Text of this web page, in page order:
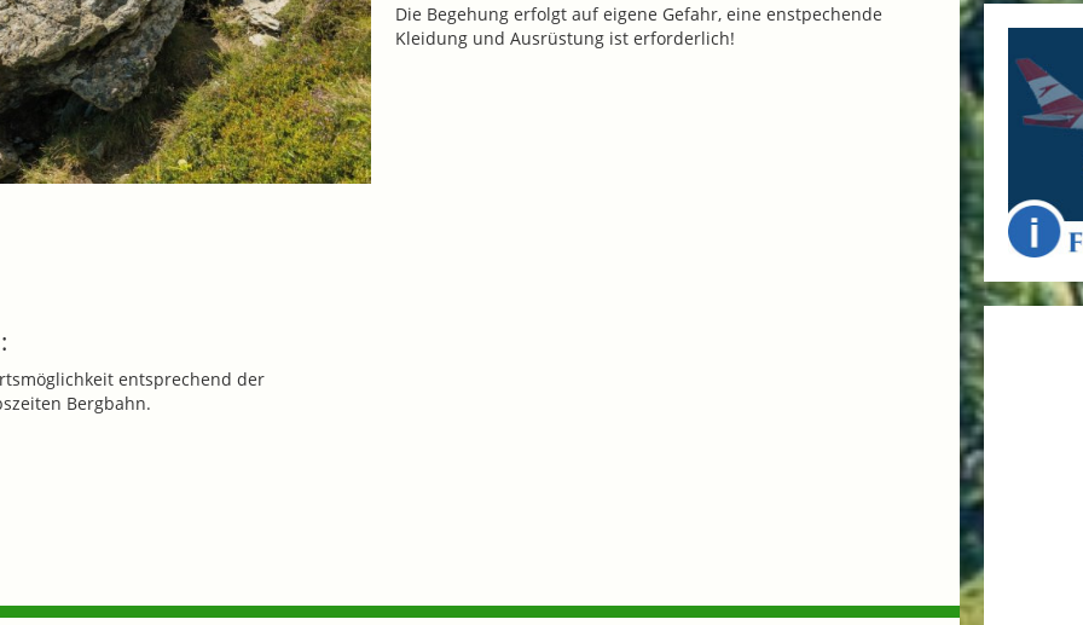
Die Begehung erfolgt auf eigene Gefahr, eine enstpechende
Kleidung und Ausrüstung ist erforderlich!
entsprechend der
Bergbahn.